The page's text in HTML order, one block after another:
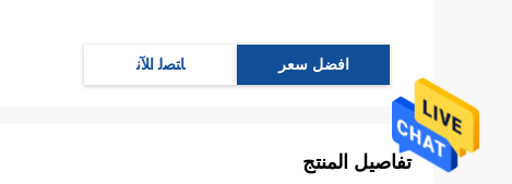
افضل سعر ﺎﺘﺼﻟ ﺍﻶﻧ
تفاصيل المنتج